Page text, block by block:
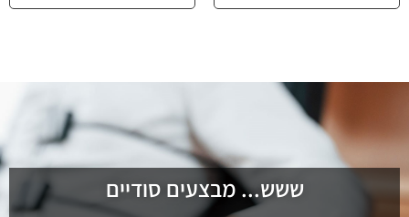
ששש... מבצעים סודיים